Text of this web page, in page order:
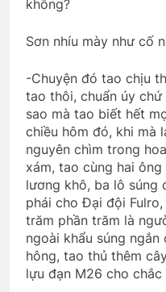
không?
Sơn nhíu mày như cố
-Chuyện đó tao chịu
tao thôi, chuẩn úy
sao mà tao biết hết
chiều hôm đó, khi mà
nguyên chìm trong
xám, tao cùng hai
lương khô, ba lô súng
phái cho Đại đội
trăm phần trăm là
ngoài khẩu súng
hông, tao thủ thêm
lựu đạn M26 cho chắc